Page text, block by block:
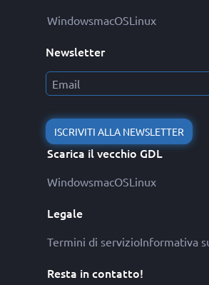
WindowsmacOSLinux
Newsletter
ISCRIVITI ALLA NEWSLETTER
Scarica il vecchio GDL
WindowsmacOSLinux
Legale
Termini di servizioInformativa
Resta in contatto!